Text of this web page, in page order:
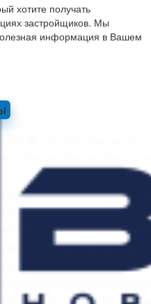
хотите получать
застройщиков. Мы
информация в Вашем